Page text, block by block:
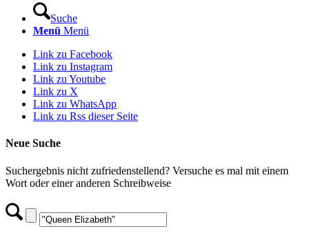
Suche
Menü Menü
Link zu Facebook
Link zu Instagram
Link zu Youtube
Link zu X
Link zu WhatsApp
Link zu Rss dieser Seite
Neue Suche
Suchergebnis nicht zufriedenstellend? Versuche es mal mit einem
Wort oder einer anderen Schreibweise